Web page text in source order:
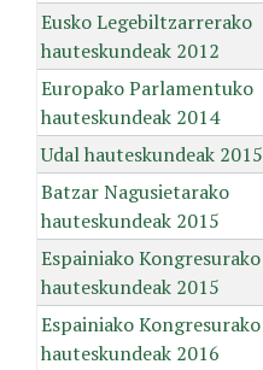
Eusko Legebiltzarrerako
hauteskundeak 2012
Europako Parlamentuko
hauteskundeak 2014
Udal hauteskundeak 2015
Batzar Nagusietarako
hauteskundeak 2015
Espainiako Kongresurako
hauteskundeak 2015
Espainiako Kongresurako
hauteskundeak 2016